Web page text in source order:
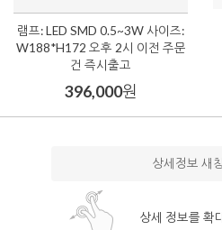
램프: LED SMD 0.5~3W 사이즈:
W188*H172 오후 2시 이전 주문
건 즉시출고
396,000원
상세정보 새
상세 정보를 확